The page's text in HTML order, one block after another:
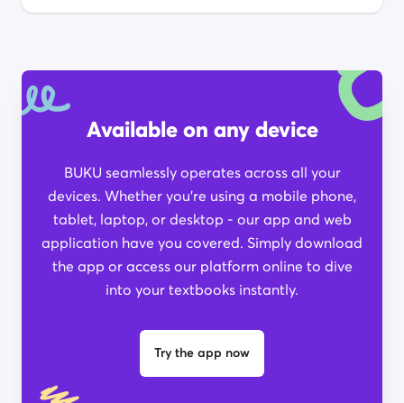
Available on any device
BUKU seamlessly operates across all your
devices. Whether you’re using a mobile phone,
tablet, laptop, or desktop - our app and web
application have you covered. Simply download
the app or access our platform online to dive
into your textbooks instantly.
Try the app now